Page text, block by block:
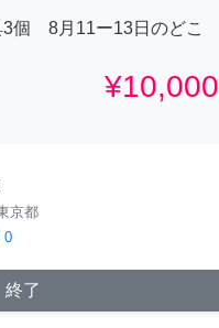
3個 8月11ー13日のどこ
¥10,000
京都
0
終了